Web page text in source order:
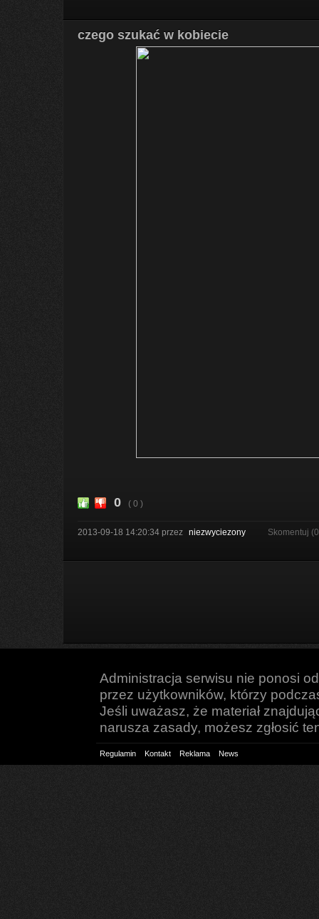
czego szukać w kobiecie
0 ( 0 )
2013-09-18 14:20:34 przez niezwyciezony Skomentuj
Administracja serwisu nie ponosi
przez użytkowników, którzy
Jeśli uważasz, że materiał
narusza zasady, możesz zgłosić
Regulamin Kontakt Reklama News